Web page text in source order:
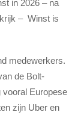
in 2026 – na
– Winst is
medewerkers.
de Bolt-
vooral Europese
zijn Uber en